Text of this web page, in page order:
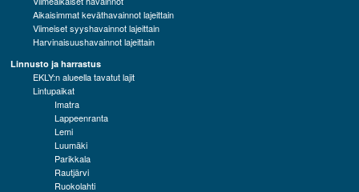
Aikaisimmat keväthavainnot lajeittain
Viimeiset syyshavainnot lajeittain
Harvinaisuushavainnot lajeittain
Linnusto ja harrastus
EKLY:n alueella tavatut lajit
Lintupaikat
Imatra
Lappeenranta
Lemi
Luumäki
Parikkala
Rautjärvi
Ruokolahti